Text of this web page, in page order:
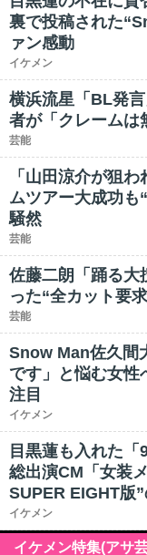
裏で投稿された
ァン感動
イケメン
横浜流星「BL発
者が「クレームは
芸能
「山田涼介が狙
ムツアー大成功も
騒然
芸能
佐藤二朗「踊る大
った“全カット要
芸能
Snow Man佐久間
です」と悩む女性
注目
イケメン
目黒蓮も入れた
総出演CM「女装
SUPER EIGHT版
イケメン
イケメン特集(アサ